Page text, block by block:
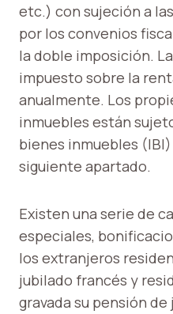
etc.) con sujeción a
por los convenios
la doble imposición.
impuesto sobre la
anualmente. Los
inmuebles están
bienes inmuebles
siguiente apartado.
Existen una serie de
especiales,
los extranjeros
jubilado francés y
gravada su pensión